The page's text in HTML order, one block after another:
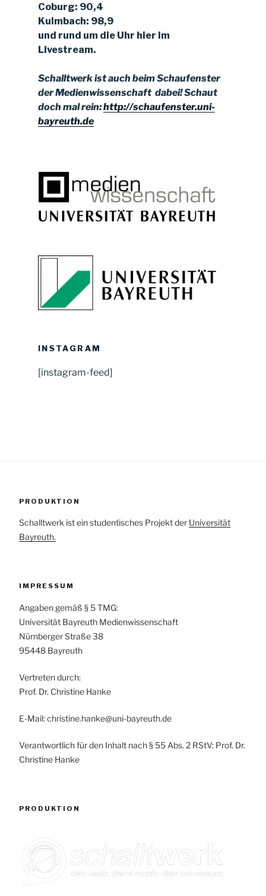
Coburg: 90,4
Kulmbach: 98,9
und rund um die Uhr hier im
Livestream.
Schalltwerk ist auch beim Schaufenster
der Medienwissenschaft dabei!Schaut
doch mal rein:http://schaufenster.uni-
bayreuth.de
INSTAGRAM
[instagram-feed]
PRODUKTION
Schalltwerk ist ein studentisches Projekt der Universität
Bayreuth.
IMPRESSUM
Angaben gemäß § 5 TMG:
Universität Bayreuth Medienwissenschaft
Nürnberger Straße 38
95448 Bayreuth
Vertreten durch:
Prof. Dr. Christine Hanke
E-Mail: christine.hanke@uni-bayreuth.de
Verantwortlich für den Inhalt nach § 55 Abs. 2 RStV: Prof. Dr.
Christine Hanke
PRODUKTION